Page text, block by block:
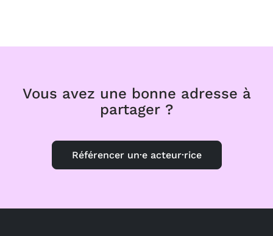
Vous avez une bonne adresse à
partager ?
Référencer un·e acteur·rice